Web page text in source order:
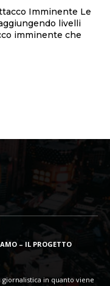
Imminente Le
livelli
imminente che
– IL PROGETTO
in quanto viene